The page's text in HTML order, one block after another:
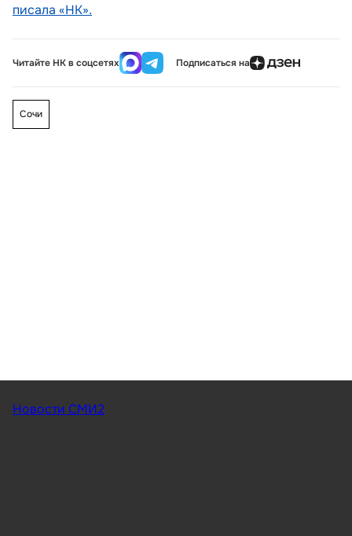
писала «НК».
Читайте НК в соцсетях Подписаться на
Сочи
Новости СМИ2